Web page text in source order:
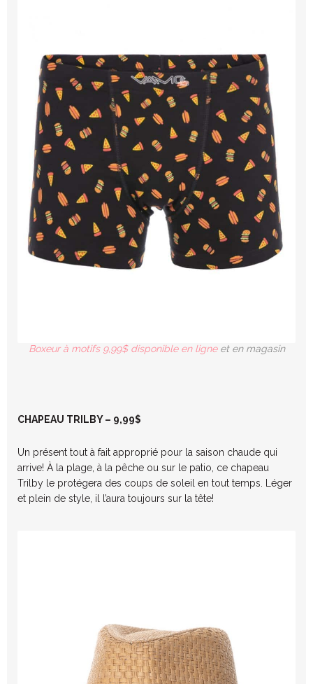
Boxeur à motifs 9,99$ disponible en ligneet en magasin
CHAPEAU TRILBY – 9,99$
Un présent tout à fait approprié pour la saison chaude qui
arrive! À la plage, à la pêche ou sur le patio, ce chapeau
Trilby le protégera des coups de soleil en tout temps. Léger
et plein de style, il l’aura toujours sur la tête!